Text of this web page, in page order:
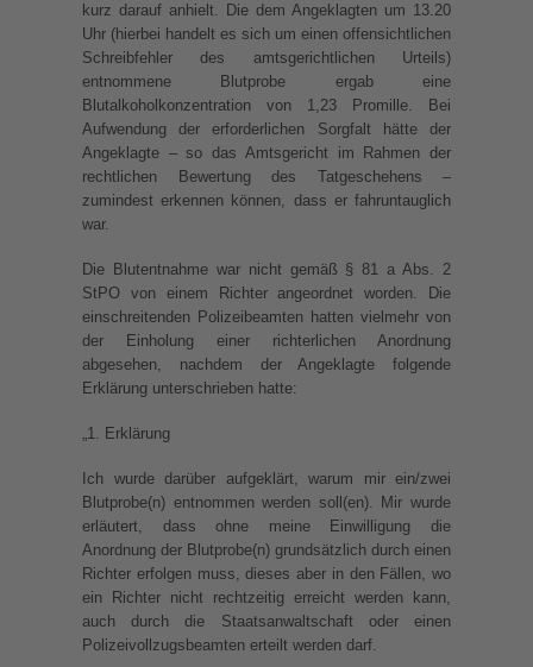
kurz darauf anhielt. Die dem Angeklagten um 13.20
Uhr (hierbei handelt es sich um einen offensichtlichen
Schreibfehler des amtsgerichtlichen Urteils)
entnommene Blutprobe ergab eine
Blutalkoholkonzentration von 1,23 Promille. Bei
Aufwendung der erforderlichen Sorgfalt hätte der
Angeklagte – so das Amtsgericht im Rahmen der
rechtlichen Bewertung des Tatgeschehens –
zumindest erkennen können, dass er fahruntauglich
war.
Die Blutentnahme war nicht gemäß § 81 a Abs. 2
StPO von einem Richter angeordnet worden. Die
einschreitenden Polizeibeamten hatten vielmehr von
der Einholung einer richterlichen Anordnung
abgesehen, nachdem der Angeklagte folgende
Erklärung unterschrieben hatte:
„1. Erklärung
Ich wurde darüber aufgeklärt, warum mir ein/zwei
Blutprobe(n) entnommen werden soll(en). Mir wurde
erläutert, dass ohne meine Einwilligung die
Anordnung der Blutprobe(n) grundsätzlich durch einen
Richter erfolgen muss, dieses aber in den Fällen, wo
ein Richter nicht rechtzeitig erreicht werden kann,
auch durch die Staatsanwaltschaft oder einen
Polizeivollzugsbeamten erteilt werden darf.